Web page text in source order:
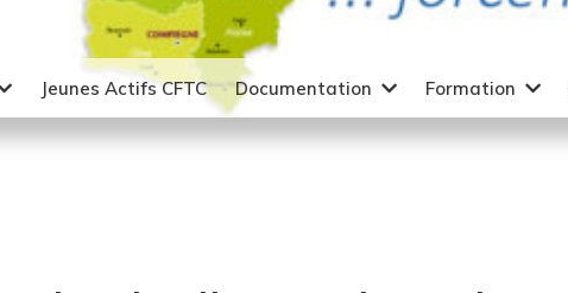
Jeunes Actifs CFTC Documentation Formation